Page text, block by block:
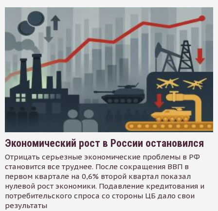
Экономический рост в России остановился
Отрицать серьезные экономические проблемы в РФ
становится все труднее. После сокращения ВВП в
первом квартале на 0,6% второй квартал показал
нулевой рост экономики. Подавление кредитования и
потребительского спроса со стороны ЦБ дало свои
результаты